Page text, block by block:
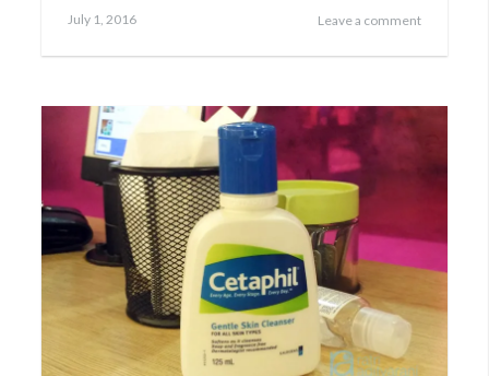
Leave a comment
Posted
July 1, 2016